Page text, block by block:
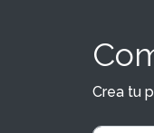
Crea tu